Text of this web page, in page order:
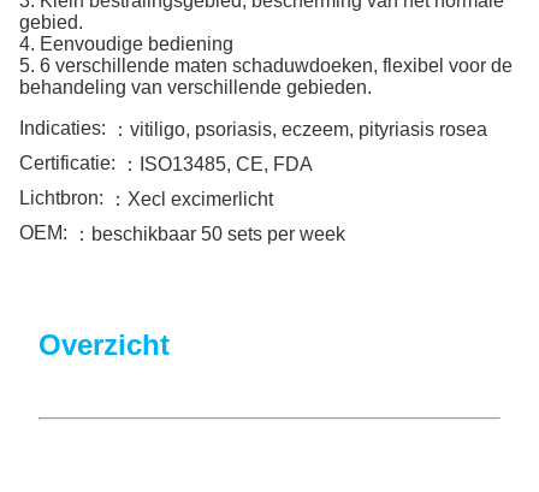
gebied.
4. Eenvoudige bediening
5. 6 verschillende maten schaduwdoeken, flexibel voor de
behandeling van verschillende gebieden.
Indicaties:
：vitiligo, psoriasis, eczeem, pityriasis rosea
Certificatie:
：ISO13485, CE, FDA
Lichtbron:
：Xecl excimerlicht
OEM:
：beschikbaar 50 sets per week
Overzicht